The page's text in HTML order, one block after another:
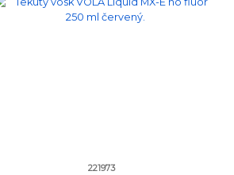
221973